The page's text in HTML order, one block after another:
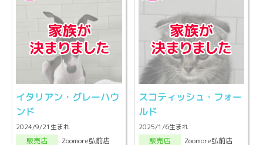
イタリアン・グレーハウ
ンド
2024/9/21生まれ
販売店
Zoomore弘前店
スコティッシュ・フォー
ルド
2025/1/6生まれ
販売店
Zoomore弘前店